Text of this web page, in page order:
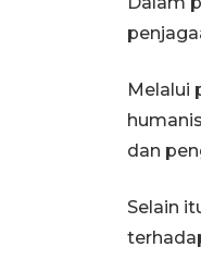
Melalui
dan
Selain